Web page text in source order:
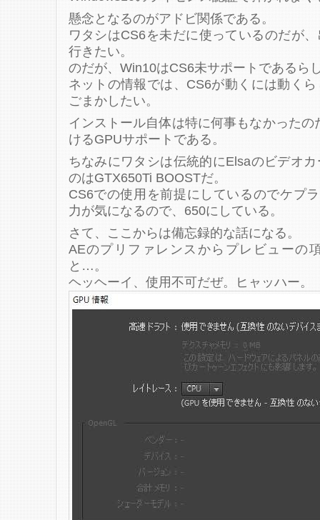
懸念となるのがアドビ関係である。
ワタシはCS6を未だに使っているのだが
行きたい。
のだが、Win10はCS6未サポートであるら
ネットの情報では、CS6が動くには動く
ごまかしたい。
インストール自体は特に何事もなかった
けるGPUサポートである。
ちなみにワタシは伝統的にElsaのビデオ
のはGTX650Ti BOOSTだ。
CS6での使用を前提にしているのでケプ
力が気になるので、650にしている。
さて、ここからは備忘録的な話になる。
AEのプリファレンスからプレビューの
と…。
ヘッヘーイ、使用不可だぜ。ヒャッハー。